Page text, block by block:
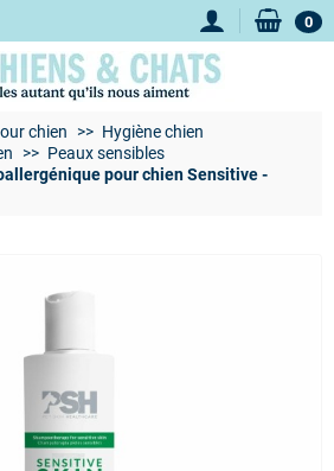
0
chien
Hygiène chien
Peaux sensibles
pour chien Sensitive -